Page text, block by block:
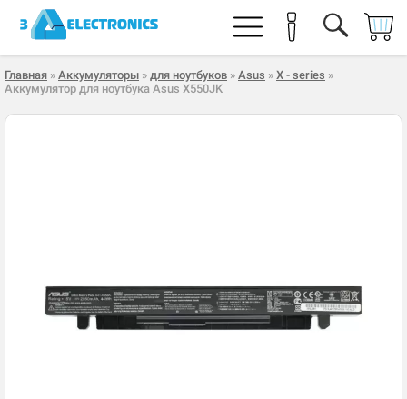
Главная » Аккумуляторы » для ноутбуков » Asus » X - series »
Аккумулятор для ноутбука Asus X550JK